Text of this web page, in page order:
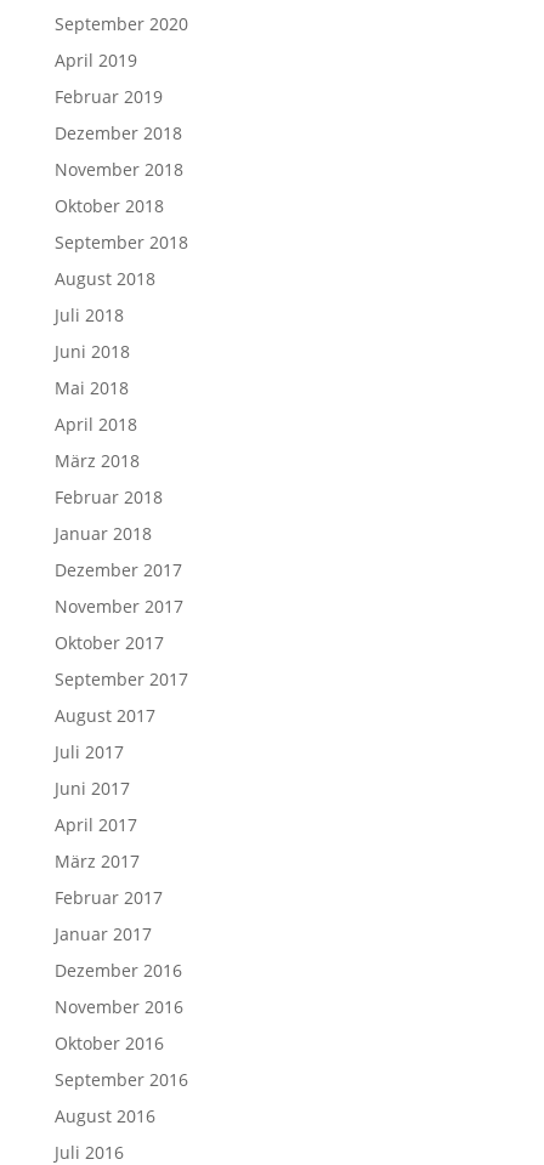
September 2020
April 2019
Februar 2019
Dezember 2018
November 2018
Oktober 2018
September 2018
August 2018
Juli 2018
Juni 2018
Mai 2018
April 2018
März 2018
Februar 2018
Januar 2018
Dezember 2017
November 2017
Oktober 2017
September 2017
August 2017
Juli 2017
Juni 2017
April 2017
März 2017
Februar 2017
Januar 2017
Dezember 2016
November 2016
Oktober 2016
September 2016
August 2016
Juli 2016